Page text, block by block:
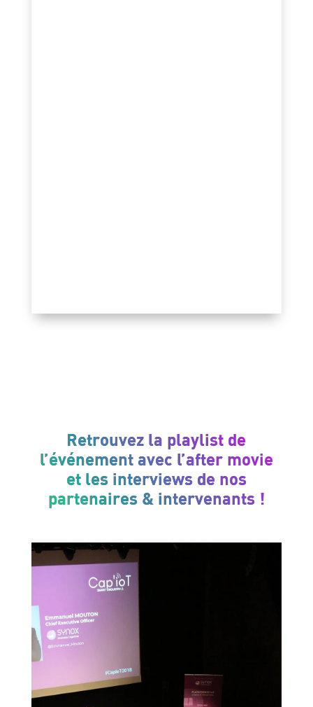
Retrouvez la playlist de
l’événement avec l’after movie
et les interviews de nos
partenaires & intervenants !